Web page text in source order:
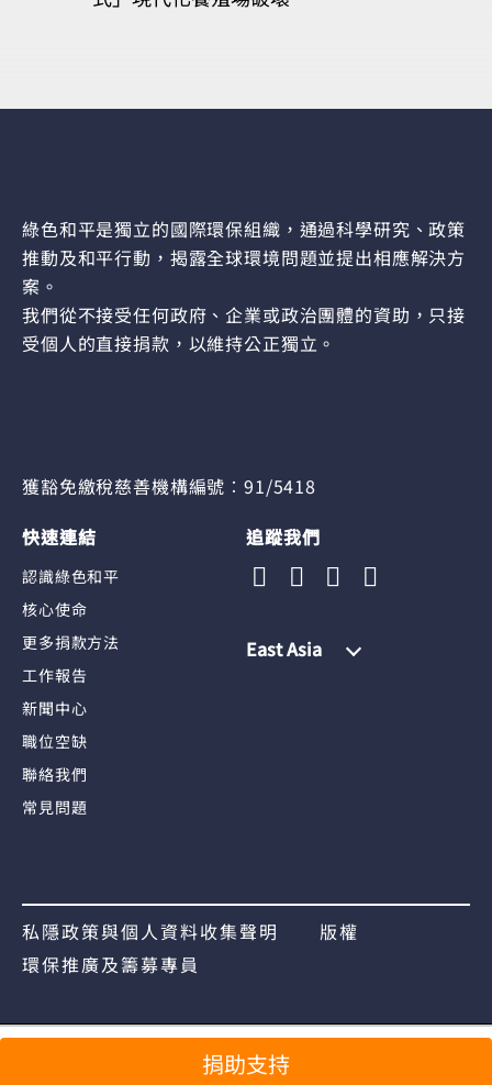
綠色和平是獨立的國際環保組織，通過科學研究、政策
推動及和平行動，揭露全球環境問題並提出相應解決方
案。
我們從不接受任何政府、企業或政治團體的資助，只接
受個人的直接捐款，以維持公正獨立。
獲豁免繳稅慈善機構編號︰91/5418
快速連結
認識綠色和平
核心使命
更多捐款方法
工作報告
新聞中心
職位空缺
聯絡我們
常見問題
追蹤我們
East Asia
私隱政策與個人資料收集聲明
版權
環保推廣及籌募專員
捐助支持